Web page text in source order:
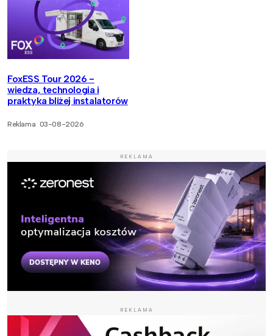
FoxESS Tour 2026 -
wiedza, technologia i
praktyka bliżej instalatorów
Reklama 03-08-2026
REKLAMA
REKLAMA